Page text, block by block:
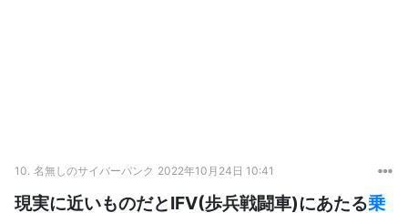
10. 名無しのサイバーパンク 2022年10月24日 10:41
現実に近いものだとIFV(歩兵戦闘車)にあたる乗